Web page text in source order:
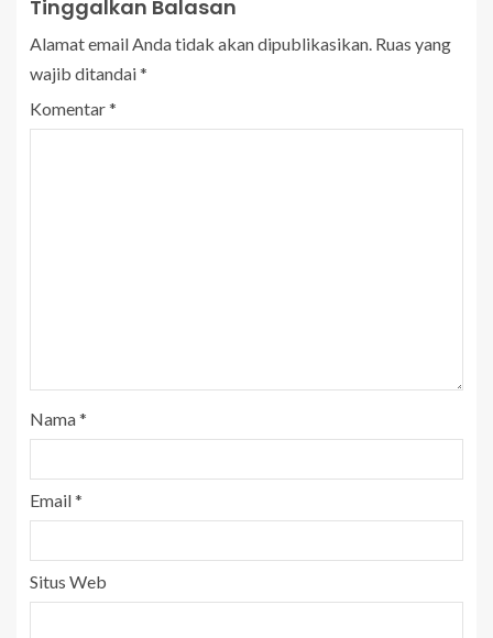
Tinggalkan Balasan
Alamat email Anda tidak akan dipublikasikan. Ruas yang
wajib ditandai*
Komentar*
Nama*
Email*
Situs Web